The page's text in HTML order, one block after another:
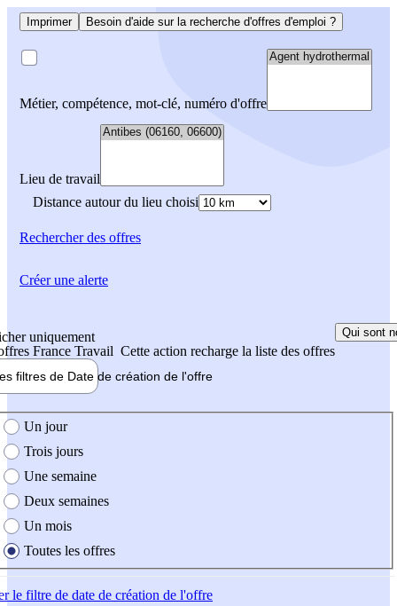
Imprimer Besoin d'aide sur la recherche d'offres d'emploi ?
Métier, compétence, mot-clé, numéro d'offre
Lieu de travail
Distance autour du lieu choisi
Rechercherdes offres
uniquement
France Travail Cette action recharge la liste des offres
Qui sont
filtres de Date de création de l'offre
création de l'offre
Un jour
Trois jours
Une semaine
Deux semaines
Un mois
Toutes les offres
le filtre de date de création de l'offre
Créer une alerte